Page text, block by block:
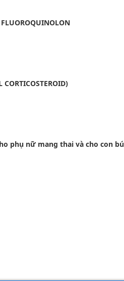
CORTICOSTEROID)
phụ nữ mang thai và cho con bú